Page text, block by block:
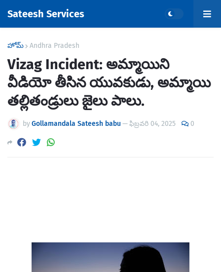
Sateesh Services
హోమ్ Andhra Pradesh
Vizag Incident: అమ్మాయిని
వీడియో తీసిన యువకుడు, అమ్మాయి
తల్లితండ్రులు జైలు పాలు.
byGollamandala Sateesh babu —ఫిబ్రవరి 04, 2025 0